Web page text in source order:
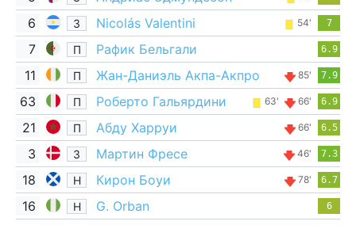
6 З Nicolás Valentini 54' 7
7 П Рафик Бельгали 6.9
11 П Жан-Даниэль Акпа-Акпро 85' 7.9
63 П Роберто Гальярдини 63' 66' 6.9
21 П Абду Харруи 66' 6.5
3 З Мартин Фресе 46' 7.3
18 Н Кирон Боуи 78' 6.7
16 Н G. Orban 6